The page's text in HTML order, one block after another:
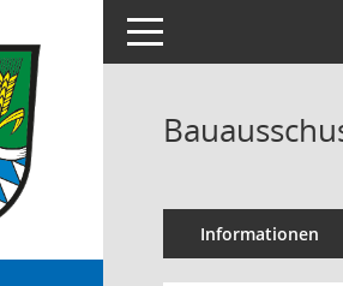
Toggle navigation
Informationen